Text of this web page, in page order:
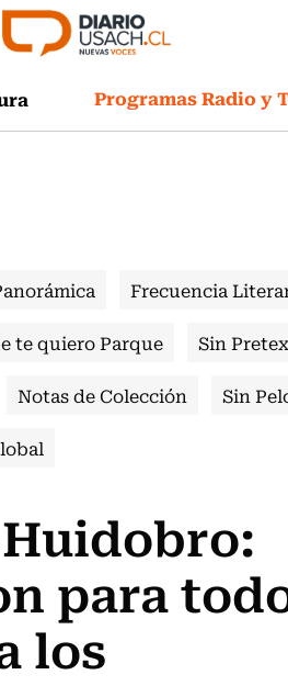
Programas Radio y
Frecuencia
te quiero Parque
Sin
Notas de Colección
Sin
para
los